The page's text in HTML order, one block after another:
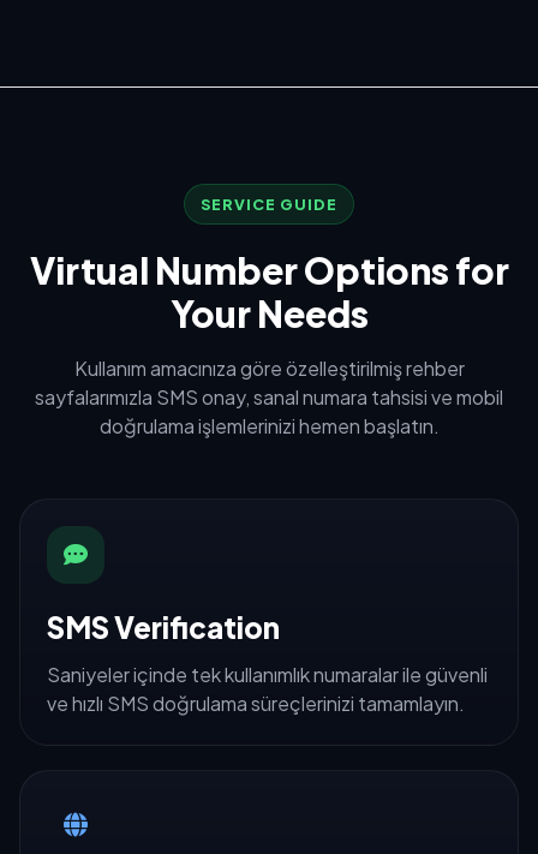
SERVICE GUIDE
Virtual Number Options for
Your Needs
Kullanım amacınıza göre özelleştirilmiş rehber
sayfalarımızla SMS onay, sanal numara tahsisi ve mobil
doğrulama işlemlerinizi hemen başlatın.
SMS Verification
Saniyeler içinde tek kullanımlık numaralar ile güvenli
ve hızlı SMS doğrulama süreçlerinizi tamamlayın.